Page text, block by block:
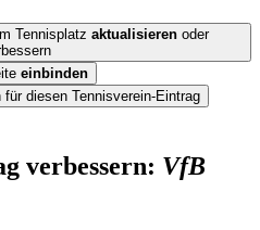
Tennisplatz aktualisierenoder
einbinden
für diesen Tennisverein-Eintrag
verbessern: VfB